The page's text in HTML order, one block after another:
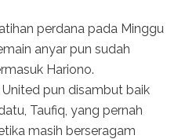
perdana pada Minggu
anyar pun sudah
Hariono.
pun disambut baik
Taufiq, yang pernah
masih berseragam